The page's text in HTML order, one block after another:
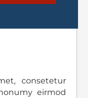
consetetur
eirmod